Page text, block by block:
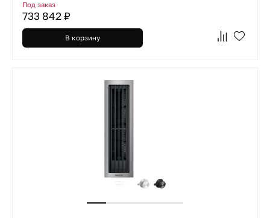
Под заказ
733 842 ₽
В корзину